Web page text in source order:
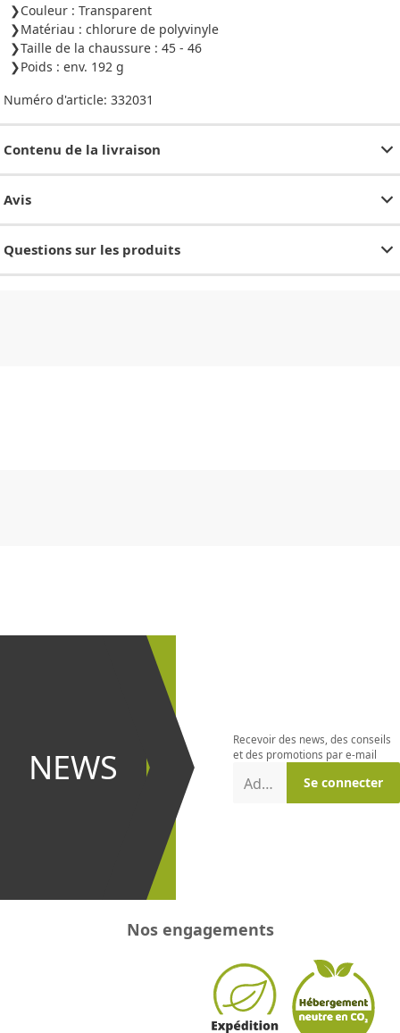
Couleur : Transparent
Matériau : chlorure de polyvinyle
Taille de la chaussure : 45 - 46
Poids : env. 192 g
Numéro d'article: 332031
Contenu de la livraison
Avis
Questions sur les produits
NEWS
newsletter
et être le
premier à
recevoir les
Recevoir des news, des conseils
et des promotions par e-mail
Adresse e-mail Se connecter
Nos engagements